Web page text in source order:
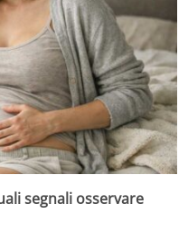
segnali osservare